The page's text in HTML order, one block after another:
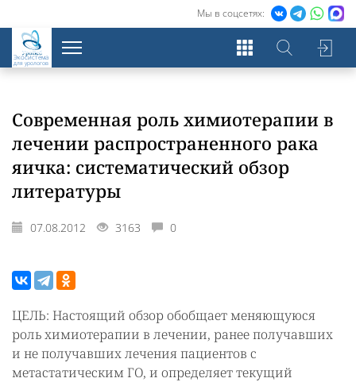
Мы в соцсетях:
Экосистема
для урологов
Современная роль химиотерапии в
лечении распространенного рака
яичка: систематический обзор
литературы
07.08.2012 3163 0
ЦЕЛЬ: Настоящий обзор обобщает меняющуюся
роль химиотерапии в лечении, ранее получавших
и не получавших лечения пациентов с
метастатическим ГО, и определяет текущий